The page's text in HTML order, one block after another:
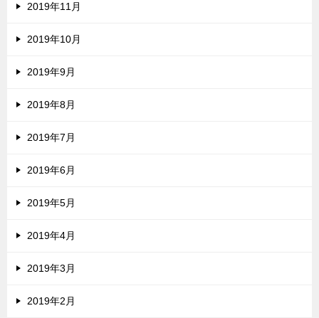
2019年11月
2019年10月
2019年9月
2019年8月
2019年7月
2019年6月
2019年5月
2019年4月
2019年3月
2019年2月